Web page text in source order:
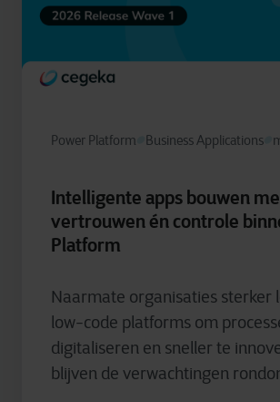
Power Platform Business Applications
Intelligente apps bouwen
vertrouwen én controle
Platform
Naarmate organisaties sterker
low-code platforms om
digitaliseren en sneller te
blijven de verwachtingen